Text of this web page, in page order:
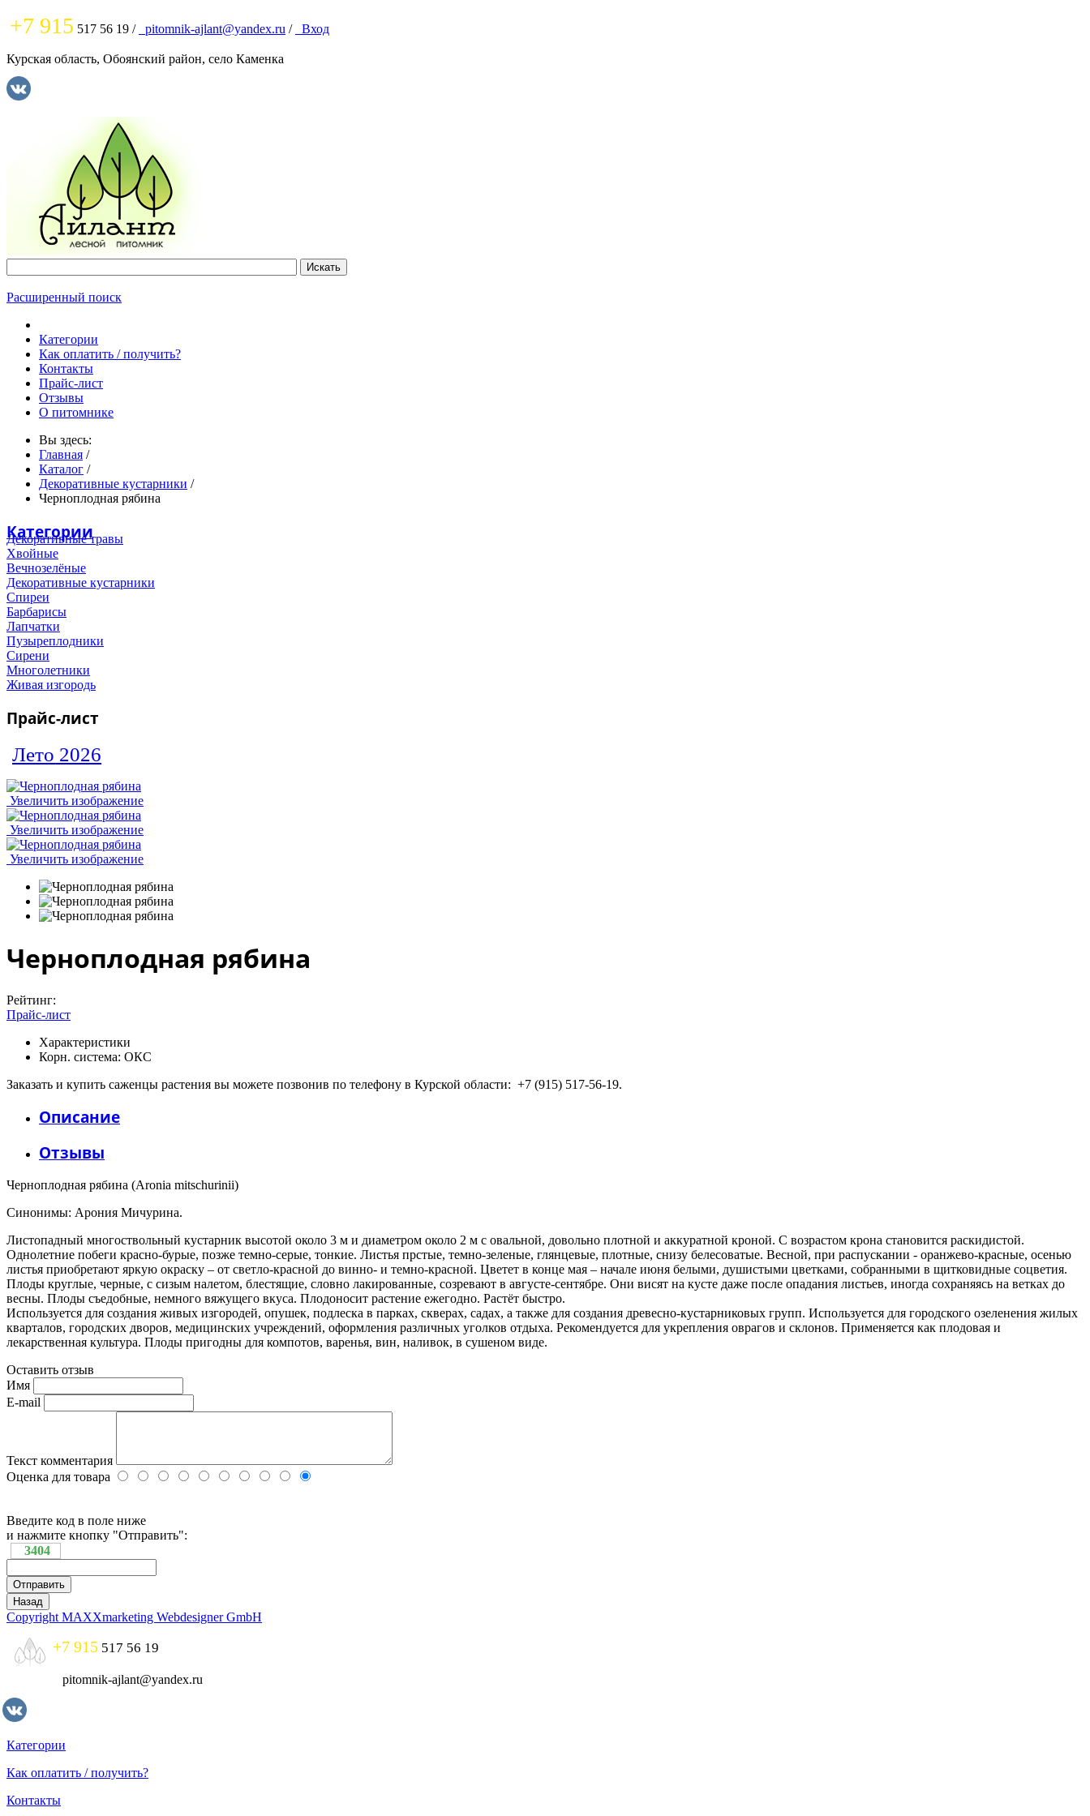
+7 915 517 56 19 / pitomnik-ajlant@yandex.ru / Вход
Курская область, Обоянский район, село Каменка
Расширенный поиск
Категории
Как оплатить / получить?
Контакты
Прайс-лист
Отзывы
О питомнике
Вы здесь:
Главная /
Каталог /
Декоративные кустарники /
Черноплодная рябина
Категории
Декоративные травы
Хвойные
Вечнозелёные
Декоративные кустарники
Спиреи
Барбарисы
Лапчатки
Пузыреплодники
Сирени
Многолетники
Живая изгородь
Прайс-лист
Лето 2026
Увеличить изображение
Увеличить изображение
Увеличить изображение
Черноплодная рябина
Рейтинг:
Прайс-лист
Характеристики
Корн. система: ОКС
Заказать и купить саженцы растения вы можете позвонив по телефону в Курской области: +7 (915) 517-56-19.
Описание
Отзывы
Черноплодная рябина (Aronia mitschurinii)
Синонимы: Арония Мичурина.
Листопадный многоствольный кустарник высотой около 3 м и диаметром около 2 м с овальной, довольно плотной и аккуратной кроной. С возрастом крона становится раскидистой.
Однолетние побеги красно-бурые, позже темно-серые, тонкие. Листья прстые, темно-зеленые, глянцевые, плотные, снизу белесоватые. Весной, при распускании - оранжево-красные, осенью
листья приобретают яркую окраску – от светло-красной до винно- и темно-красной. Цветет в конце мая – начале июня белыми, душистыми цветками, собранными в щитковидные соцветия.
Плоды круглые, черные, с сизым налетом, блестящие, словно лакированные, созревают в августе-сентябре. Они висят на кусте даже после опадания листьев, иногда сохраняясь на ветках до
весны. Плоды съедобные, немного вяжущего вкуса. Плодоносит растение ежегодно. Растёт быстро.
Используется для создания живых изгородей, опушек, подлеска в парках, скверах, садах, а также для создания древесно-кустарниковых групп. Используется для городского озеленения жилых
кварталов, городских дворов, медицинских учреждений, оформления различных уголков отдыха. Рекомендуется для укрепления оврагов и склонов. Применяется как плодовая и
лекарственная культура. Плоды пригодны для компотов, варенья, вин, наливок, в сушеном виде.
Оставить отзыв
Имя
E-mail
Текст комментария
Оценка для товара
Введите код в поле ниже
и нажмите кнопку "Отправить":
3404
Copyright MAXXmarketing Webdesigner GmbH
+7 915 517 56 19
pitomnik-ajlant@yandex.ru
Категории
Как оплатить / получить?
Контакты